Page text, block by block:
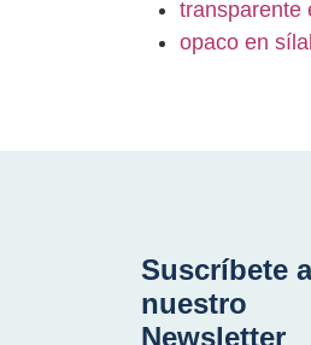
transparente
opaco en
Suscríbete a
nuestro
Newsletter